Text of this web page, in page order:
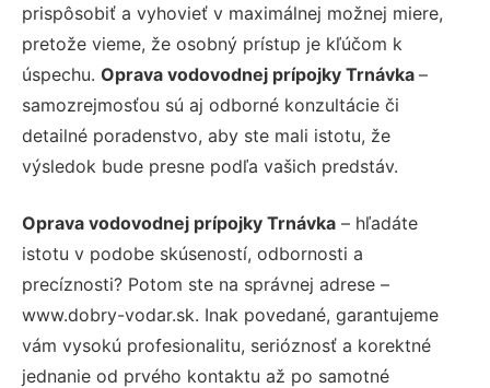
prispôsobiť a vyhovieť v maximálnej možnej miere,
pretože vieme, že osobný prístup je kľúčom k
úspechu. Oprava vodovodnej prípojky Trnávka –
samozrejmosťou sú aj odborné konzultácie či
detailné poradenstvo, aby ste mali istotu, že
výsledok bude presne podľa vašich predstáv.
Oprava vodovodnej prípojky Trnávka – hľadáte
istotu v podobe skúseností, odbornosti a
precíznosti? Potom ste na správnej adrese –
www.dobry-vodar.sk. Inak povedané, garantujeme
vám vysokú profesionalitu, serióznosť a korektné
jednanie od prvého kontaktu až po samotné